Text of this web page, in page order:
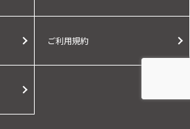
ご利用規約